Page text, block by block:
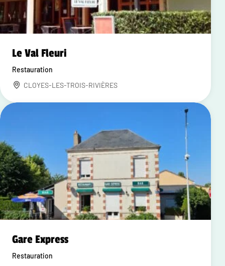
Le Val Fleuri
Restauration
CLOYES-LES-TROIS-RIVIÈRES
Gare Express
Restauration